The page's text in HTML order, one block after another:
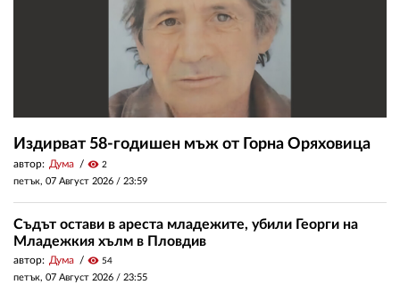
Издирват 58-годишен мъж от Горна Оряховица
автор: Дума visibility 2
петък, 07 Август 2026 / 23:59
Съдът остави в ареста младежите, убили Георги на
Младежкия хълм в Пловдив
автор: Дума visibility 54
петък, 07 Август 2026 / 23:55